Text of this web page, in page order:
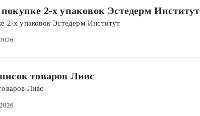
2-х упаковок Эстедерм Институт
2-х упаковок Эстедерм Институт
товаров Ливс
Ливс